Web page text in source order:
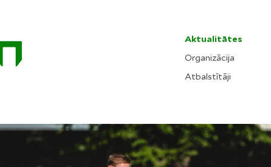
Aktualitātes
Organizācija
Atbalstītāji